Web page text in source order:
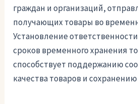
граждан и организаций,
получающих товары во
Установление
сроков временного хранения
способствует поддержанию
качества товаров и